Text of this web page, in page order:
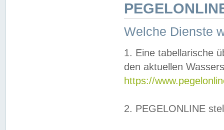
Welche Dienste
1. Eine tabellarische
den aktuellen
https://
2. PEGELONLINE